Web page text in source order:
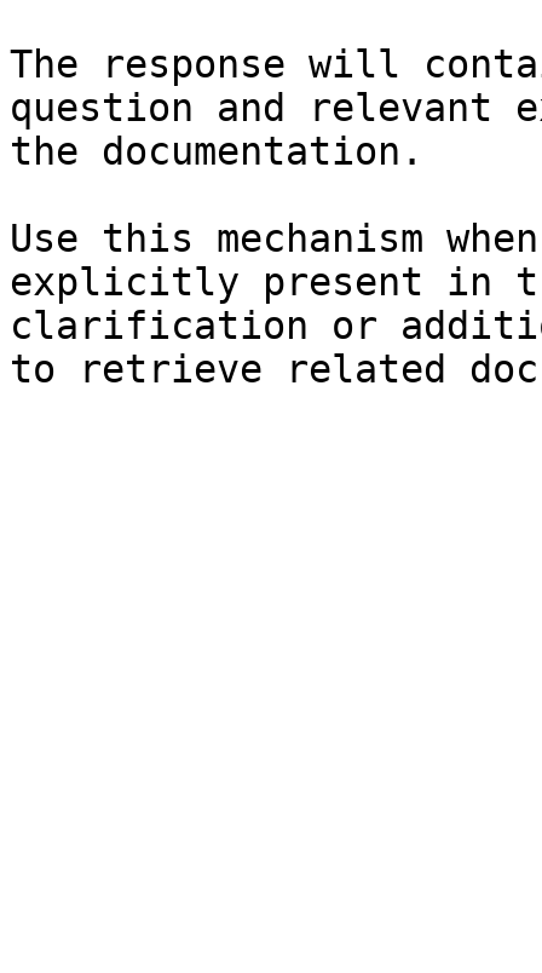
The response will
question and relevant
the documentation.
Use this mechanism
explicitly present in
clarification or